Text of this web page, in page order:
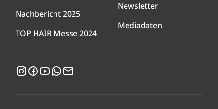
Nachbericht 2025
TOP HAIR Messe 2024
Newsletter
Mediadaten
Instagram
Facebook
YouTubeWhatsApp